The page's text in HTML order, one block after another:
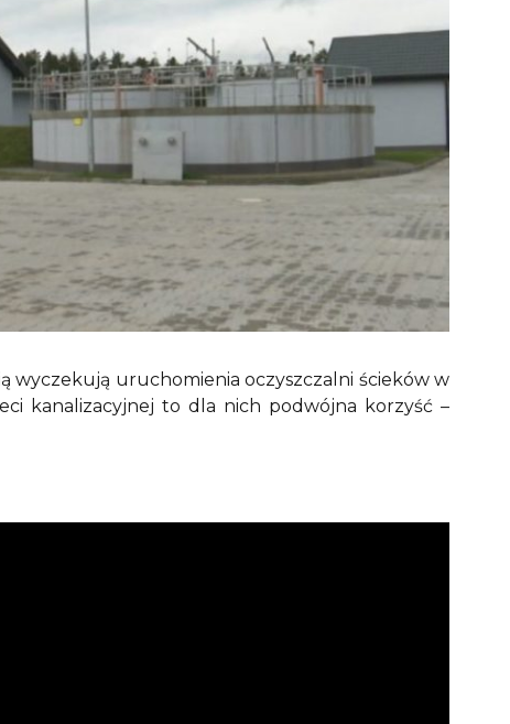
wyczekują uruchomienia oczyszczalni ścieków w
kanalizacyjnej to dla nich podwójna korzyść –